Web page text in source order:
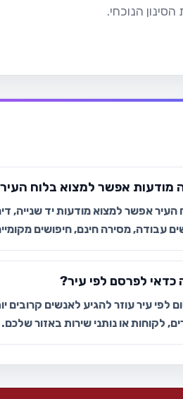
הנוכחי.
מודעות אפשר למצוא בלוח
העיר אפשר למצוא מודעות יד שנייה,
עבודה, מסירה חינם, חיפושים
כדאי לפרסם לפי עיר?
לפי עיר עוזר להגיע לאנשים קרובים
לקוחות או נותני שירות באזור שלכם.